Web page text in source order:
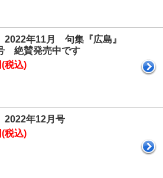
2022年11月 句集『広島』
絶賛発売中です
税込)
2022年12月号
税込)